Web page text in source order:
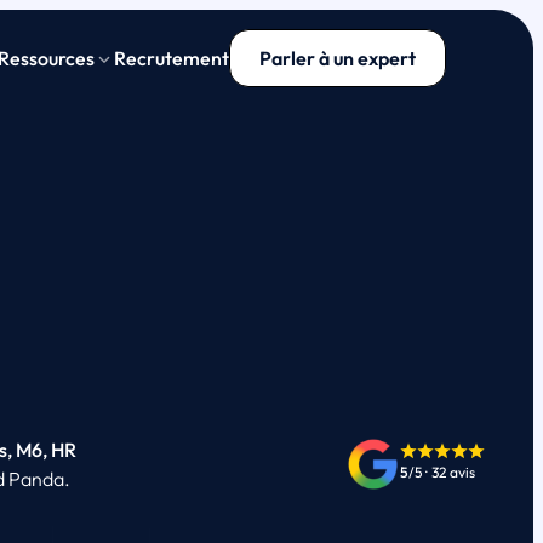
Recrutement Parler à un expert
M6, HR
Panda. 5/5 · 32 avis